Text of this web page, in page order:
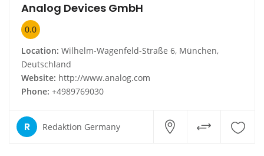
Analog Devices GmbH
0.0
Location: Wilhelm-Wagenfeld-Straße 6, München,
Deutschland
Website: http://www.analog.com
Phone: +4989769030
R Redaktion Germany